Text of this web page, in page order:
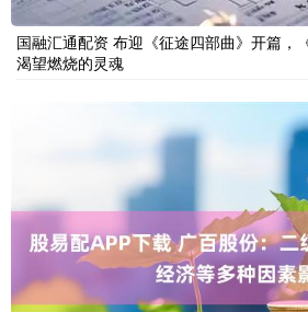
国融汇通配资 布迎《征途四部曲》开篇
渴望燃烧的灵魂